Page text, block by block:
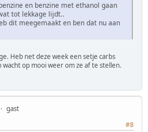
en benzine met ethanol gaan
tot lekkage lijdt..
dit meegemaakt en ben dat nu aan
Heb net deze week een setje carbs
wacht op mooi weer om ze af te stellen.
gast
#8